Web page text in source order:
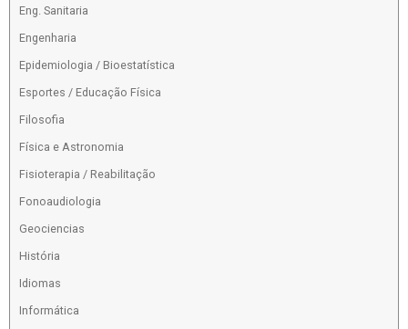
Eng. Sanitaria
Engenharia
Epidemiologia / Bioestatística
Esportes / Educação Física
Filosofia
Física e Astronomia
Fisioterapia / Reabilitação
Fonoaudiologia
Geociencias
História
Idiomas
Informática